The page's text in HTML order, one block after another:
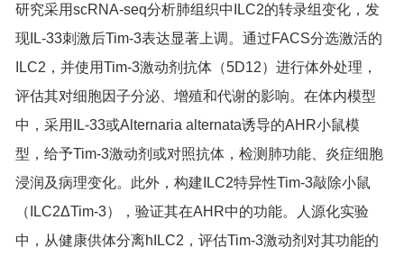
研究采用scRNA-seq分析肺组织中ILC2的转录组变化，发
现IL-33刺激后Tim-3表达显著上调。通过FACS分选激活的
ILC2，并使用Tim-3激动剂抗体（5D12）进行体外处理，
评估其对细胞因子分泌、增殖和代谢的影响。在体内模型
中，采用IL-33或Alternaria alternata诱导的AHR小鼠模
型，给予Tim-3激动剂或对照抗体，检测肺功能、炎症细胞
浸润及病理变化。此外，构建ILC2特异性Tim-3敲除小鼠
（ILC2ΔTim-3），验证其在AHR中的功能。人源化实验
中，从健康供体分离hILC2，评估Tim-3激动剂对其功能的